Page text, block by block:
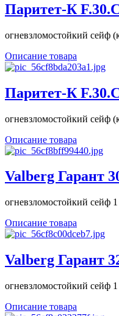
Паритет-К
огневзломостойкий сейф
Описание товара
Паритет-К
огневзломостойкий сейф
Описание товара
Valberg Гарант
огневзломостойкий сейф
Описание товара
Valberg Гарант
огневзломостойкий сейф
Описание товара